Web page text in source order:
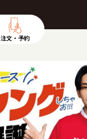
注文・予約